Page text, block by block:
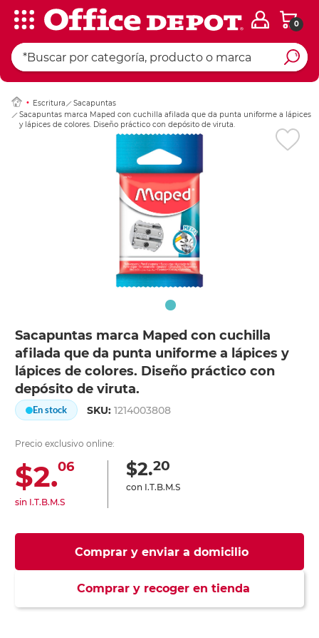
0
Escritura
Sacapuntas
Sacapuntas marca Maped con cuchilla afilada que da punta uniforme a lápices
y lápices de colores. Diseño práctico con depósito de viruta.
Sacapuntas marca Maped con cuchilla
afilada que da punta uniforme a lápices y
lápices de colores. Diseño práctico con
depósito de viruta.
En stock SKU:1214003808
Precio exclusivo online:
$2.06
sin I.T.B.M.S
$2.20
con I.T.B.M.S
Comprar y enviar a domicilio
Comprar y recoger en tienda
Ingresar Codigo